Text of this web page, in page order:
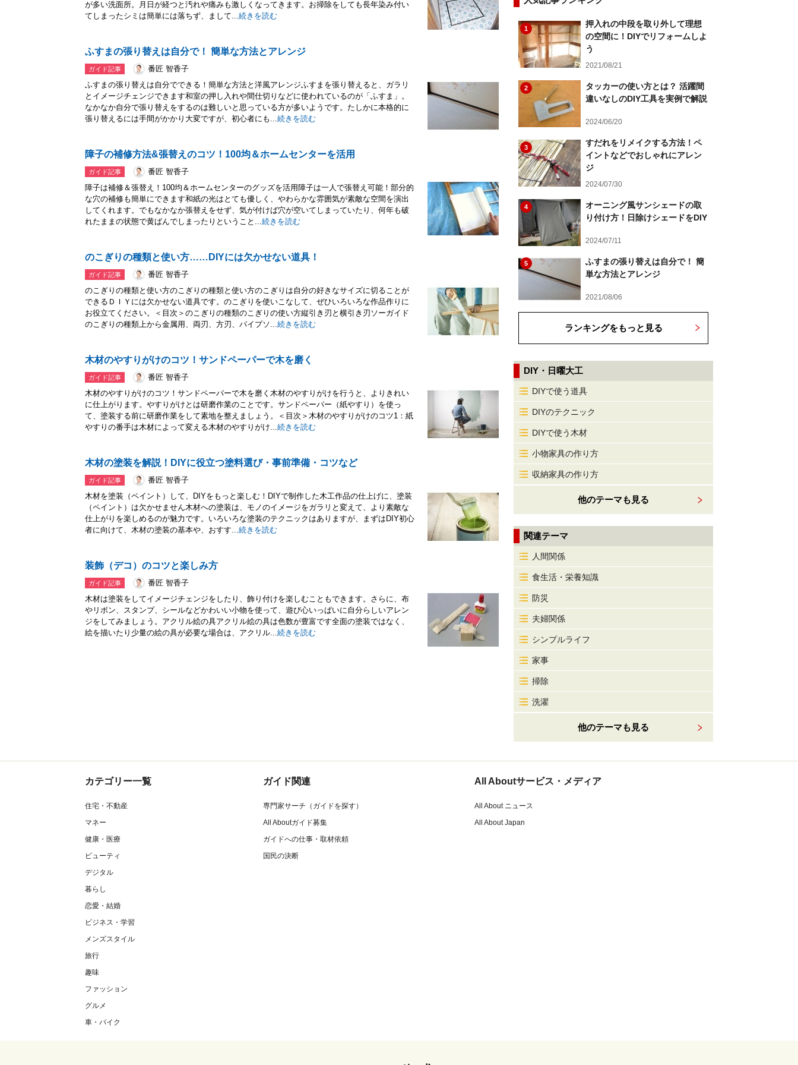
が多い洗面所。月日が経つと汚れや痛みも激しくなってきます。お掃除をしても長年染み付い
てしまったシミは簡単には落ちず、まして...続きを読む
ふすまの張り替えは自分で！ 簡単な方法とアレンジ
ガイド記事
番匠 智香子
ふすまの張り替えは自分でできる！簡単な方法と洋風アレンジふすまを張り替えると、ガラリ
とイメージチェンジできます和室の押し入れや間仕切りなどに使われているのが「ふすま」。
なかなか自分で張り替えをするのは難しいと思っている方が多いようです。たしかに本格的に
張り替えるには手間がかかり大変ですが、初心者にも...続きを読む
障子の補修方法&張替えのコツ！100均＆ホームセンターを活用
ガイド記事
番匠 智香子
障子は補修＆張替え！100均＆ホームセンターのグッズを活用障子は一人で張替え可能！部分的
な穴の補修も簡単にできます和紙の光はとても優しく、やわらかな雰囲気が素敵な空間を演出
してくれます。でもなかなか張替えをせず、気が付けば穴が空いてしまっていたり、何年も破
れたままの状態で黄ばんでしまったりということ...続きを読む
のこぎりの種類と使い方……DIYには欠かせない道具！
ガイド記事
番匠 智香子
のこぎりの種類と使い方のこぎりの種類と使い方のこぎりは自分の好きなサイズに切ることが
できるＤＩＹには欠かせない道具です。のこぎりを使いこなして、ぜひいろいろな作品作りに
お役立てください。＜目次＞のこぎりの種類のこぎりの使い方縦引き刃と横引き刃ソーガイド
のこぎりの種類上から金属用、両刃、方刃、パイプソ...続きを読む
木材のやすりがけのコツ！サンドペーパーで木を磨く
ガイド記事
番匠 智香子
木材のやすりがけのコツ！サンドペーパーで木を磨く木材のやすりがけを行うと、よりきれい
に仕上がります。やすりがけとは研磨作業のことです。サンドペーパー（紙やすり）を使っ
て、塗装する前に研磨作業をして素地を整えましょう。＜目次＞木材のやすりがけのコツ1：紙
やすりの番手は木材によって変える木材のやすりがけ...続きを読む
木材の塗装を解説！DIYに役立つ塗料選び・事前準備・コツなど
ガイド記事
番匠 智香子
木材を塗装（ペイント）して、DIYをもっと楽しむ！DIYで制作した木工作品の仕上げに、塗装
（ペイント）は欠かせません木材への塗装は、モノのイメージをガラリと変えて、より素敵な
仕上がりを楽しめるのが魅力です。いろいろな塗装のテクニックはありますが、まずはDIY初心
者に向けて、木材の塗装の基本や、おすす...続きを読む
装飾（デコ）のコツと楽しみ方
ガイド記事
番匠 智香子
木材は塗装をしてイメージチェンジをしたり、飾り付けを楽しむこともできます。さらに、布
やリボン、スタンプ、シールなどかわいい小物を使って、遊び心いっぱいに自分らしいアレン
ジをしてみましょう。アクリル絵の具アクリル絵の具は色数が豊富です全面の塗装ではなく、
絵を描いたり少量の絵の具が必要な場合は、アクリル...続きを読む
1
押入れの中段を取り外して理想
の空間に！DIYでリフォームしよ
う
2021/08/21
2
タッカーの使い方とは？ 活躍間
違いなしのDIY工具を実例で解説
2024/06/20
3
すだれをリメイクする方法！ペ
イントなどでおしゃれにアレン
ジ
2024/07/30
4
オーニング風サンシェードの取
り付け方！日除けシェードをDIY
2024/07/11
5
ふすまの張り替えは自分で！ 簡
単な方法とアレンジ
2021/08/06
ランキングをもっと見る
DIY・日曜大工
DIYで使う道具
DIYのテクニック
DIYで使う木材
小物家具の作り方
収納家具の作り方
他のテーマも見る
関連テーマ
人間関係
食生活・栄養知識
防災
夫婦関係
シンプルライフ
家事
掃除
洗濯
他のテーマも見る
カテゴリー一覧
住宅・不動産
マネー
健康・医療
ビューティ
デジタル
暮らし
恋愛・結婚
ビジネス・学習
メンズスタイル
旅行
趣味
ファッション
グルメ
車・バイク
ガイド関連
専門家サーチ（ガイドを探す）
All Aboutガイド募集
ガイドへの仕事・取材依頼
国民の決断
All Aboutサービス・メディア
All About ニュース
All About Japan